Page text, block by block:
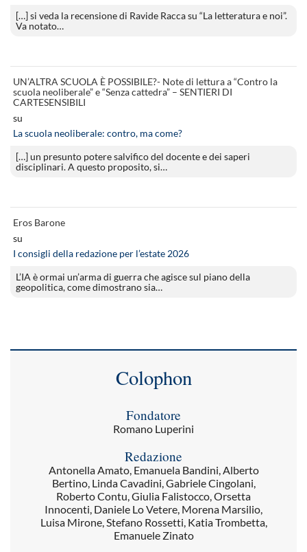
[…] si veda la recensione di Ravide Racca su “La letteratura e noi”.
Va notato…
UN’ALTRA SCUOLA È POSSIBILE?- Note di lettura a “Contro la
scuola neoliberale” e “Senza cattedra” – SENTIERI DI
CARTESENSIBILI
su
La scuola neoliberale: contro, ma come?
[…] un presunto potere salvifico del docente e dei saperi
disciplinari. A questo proposito, si…
Eros Barone
su
I consigli della redazione per l’estate 2026
L’IA è ormai un’arma di guerra che agisce sul piano della
geopolitica, come dimostrano sia…
Colophon
Fondatore
Romano Luperini
Redazione
Antonella Amato, Emanuela Bandini, Alberto
Bertino, Linda Cavadini, Gabriele Cingolani,
Roberto Contu, Giulia Falistocco, Orsetta
Innocenti, Daniele Lo Vetere, Morena Marsilio,
Luisa Mirone, Stefano Rossetti, Katia Trombetta,
Emanuele Zinato